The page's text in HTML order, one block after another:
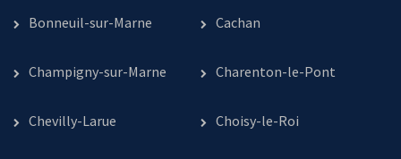
Bonneuil-sur-Marne Cachan
Champigny-sur-Marne Charenton-le-Pont
Chevilly-Larue Choisy-le-Roi